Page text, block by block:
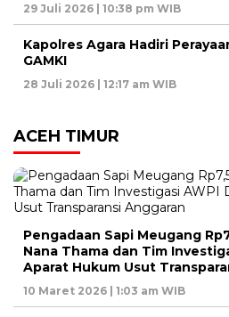
29 Juli 2026 | 10:38 pm WIB
Kapolres Agara Hadiri
GAMKI
28 Juli 2026 | 12:17 am WIB
ACEH TIMUR
Pengadaan Sapi Meugang
Nana Thama dan Tim
Aparat Hukum Usut
10 Maret 2026 | 1:03 am WIB